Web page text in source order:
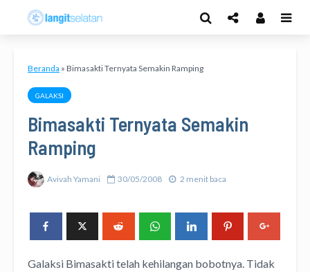
Beranda » Bimasakti Ternyata Semakin Ramping
GALAKSI
Bimasakti Ternyata Semakin
Ramping
Avivah Yamani 30/05/2008 2 menit baca
Galaksi Bimasakti telah kehilangan bobotnya. Tidak